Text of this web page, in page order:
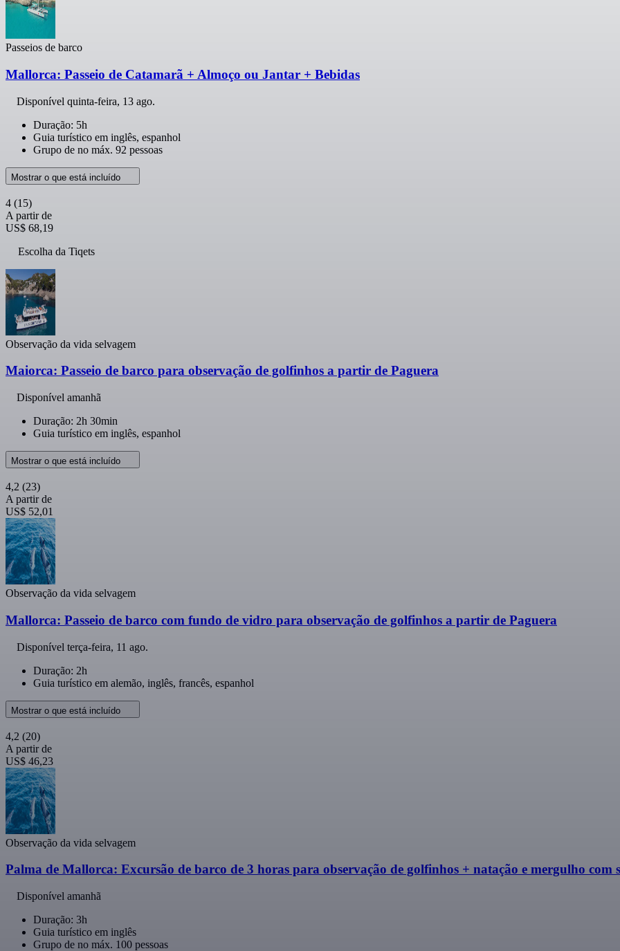
Passeios de barco
Mallorca: Passeio de Catamarã + Almoço ou Jantar + Bebidas
Disponível quinta-feira, 13 ago.
Duração: 5h
Guia turístico em inglês, espanhol
Grupo de no máx. 92 pessoas
Mostrar o que está incluído
4 (15)
A partir de
US$ 68,19
Escolha da Tiqets
Observação da vida selvagem
Maiorca: Passeio de barco para observação de golfinhos a partir de Paguera
Disponível amanhã
Duração: 2h 30min
Guia turístico em inglês, espanhol
Mostrar o que está incluído
4,2 (23)
A partir de
US$ 52,01
Observação da vida selvagem
Mallorca: Passeio de barco com fundo de vidro para observação de golfinhos a partir de Paguera
Disponível terça-feira, 11 ago.
Duração: 2h
Guia turístico em alemão, inglês, francês, espanhol
Mostrar o que está incluído
4,2 (20)
A partir de
US$ 46,23
Observação da vida selvagem
Palma de Mallorca: Excursão de barco de 3 horas para observação de golfinhos + natação e mergulho com
Disponível amanhã
Duração: 3h
Guia turístico em inglês
Grupo de no máx. 100 pessoas